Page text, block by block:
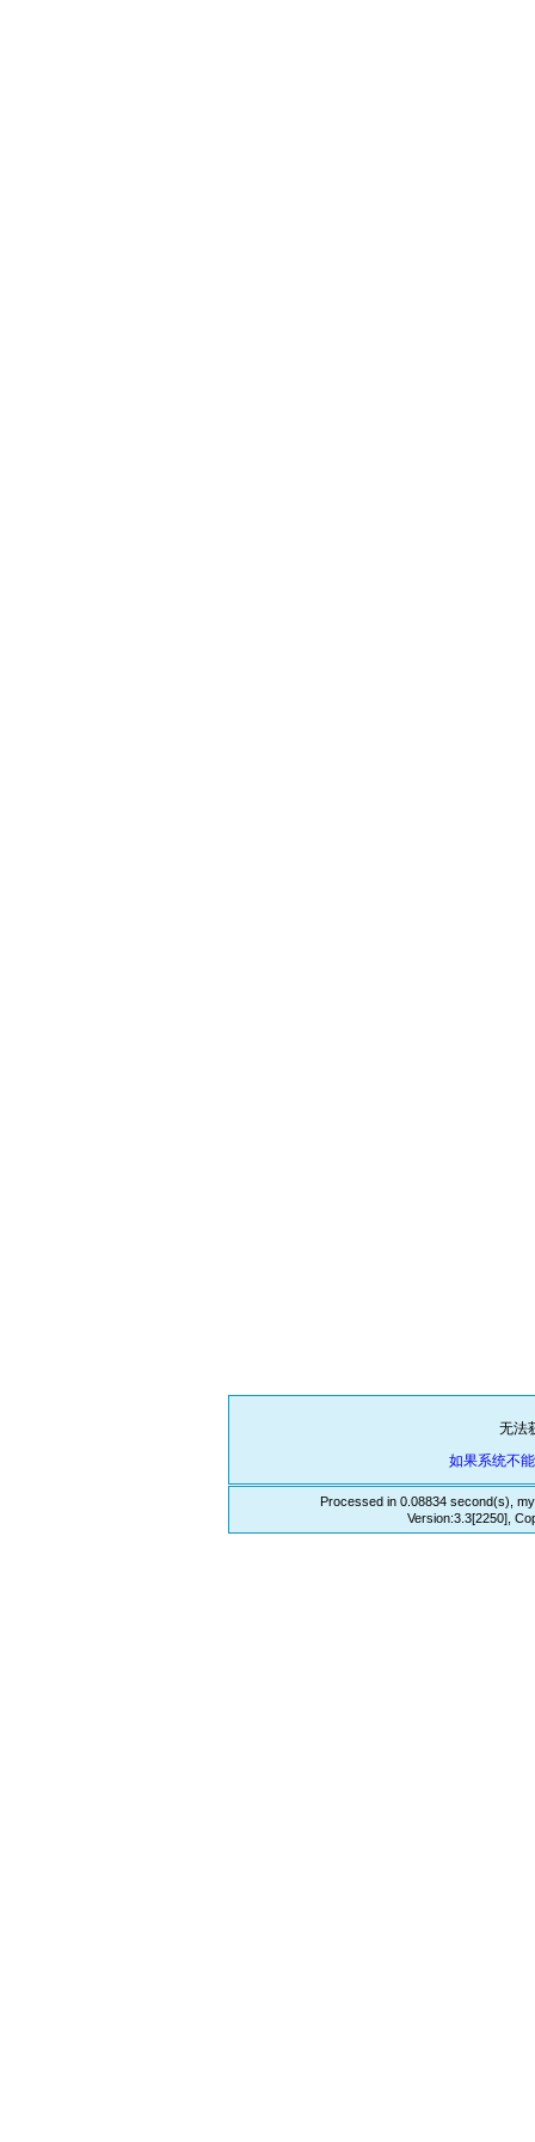
无法
如果系统不
Processed in 0.08834 second(s),
Version:3.3[2250],